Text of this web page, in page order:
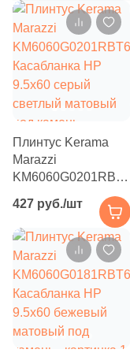
Marca Corona (88)
Margres (4)
Marjan (66)
Meissen Keramik (
Metropol (
Mico (43
Mirage ( 93)
Monalisa ( 11 )
Monocibec (14)
Monopole (112)
Плинтус Kerama
Marazzi
KM6060G0201RBT6
9.5x60 серый
светлый матовый
под камень
427 руб./шт